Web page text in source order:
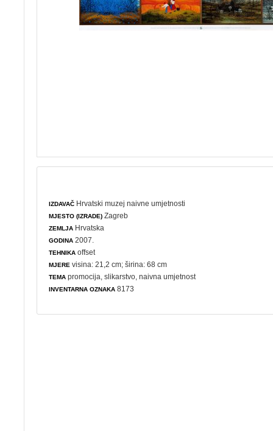
IZDAVAČ Hrvatski muzej naivne umjetnosti
MJESTO (IZRADE) Zagreb
ZEMLJA Hrvatska
GODINA 2007.
TEHNIKA offset
MJERE visina: 21,2 cm; širina: 68 cm
TEMA promocija ,slikarstvo ,naivna umjetnost
INVENTARNA OZNAKA 8173